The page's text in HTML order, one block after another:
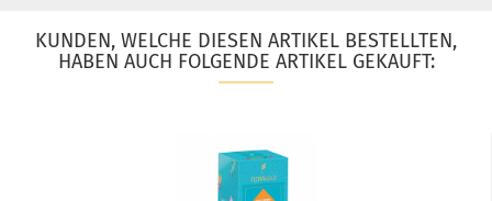
KUNDEN, WELCHE DIESEN ARTIKEL BESTELLTEN,
HABEN AUCH FOLGENDE ARTIKEL GEKAUFT: